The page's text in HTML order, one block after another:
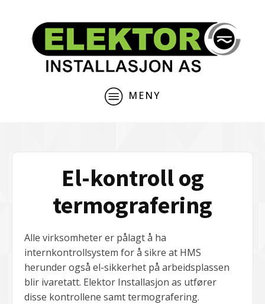
MENY
El-kontroll og
termografering
Alle virksomheter er pålagt å ha
internkontrollsystem for å sikre at HMS
herunder også el-sikkerhet på arbeidsplassen
blir ivaretatt. Elektor Installasjon as utfører
disse kontrollene samt termografering.